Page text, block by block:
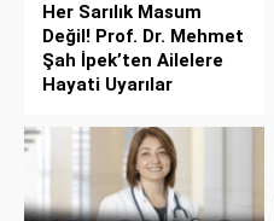
Her Sarılık Masum
Değil! Prof. Dr. Mehmet
Şah İpek’ten Ailelere
Hayati Uyarılar